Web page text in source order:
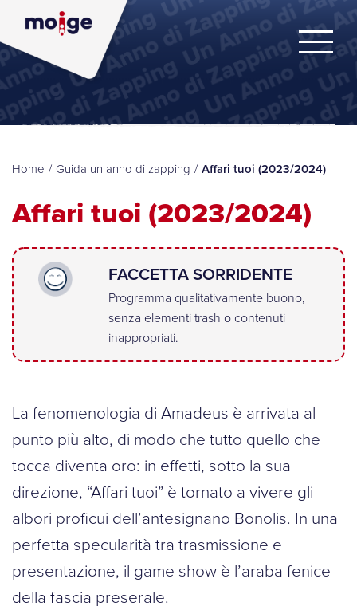
Home / Guida un anno di zapping / Affari tuoi (2023/2024)
Affari tuoi (2023/2024)
FACCETTA SORRIDENTE
Programma qualitativamente buono,
senza elementi trash o contenuti
inappropriati.
La fenomenologia di Amadeus è arrivata al
punto più alto, di modo che tutto quello che
tocca diventa oro: in effetti, sotto la sua
direzione, “Affari tuoi” è tornato a vivere gli
albori proficui dell’antesignano Bonolis. In una
perfetta specularità tra trasmissione e
presentazione, il game show è l’araba fenice
della fascia preserale.